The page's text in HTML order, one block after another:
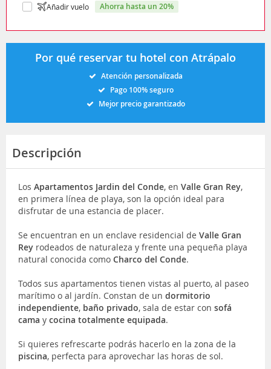
Añadir vuelo ahorra hasta un 20%
Por qué reservar tu hotel con Atrápalo
Atención personalizada
Pago 100% seguro
Mejor precio garantizado
Descripción
Los Apartamentos Jardin del Conde, en Valle Gran Rey,
en primera línea de playa, son la opción ideal para
disfrutar de una estancia de placer.
Se encuentran en un enclave residencial de Valle Gran
Rey rodeados de naturaleza y frente una pequeña playa
natural conocida como Charco del Conde.
Todos sus apartamentos tienen vistas al puerto, al paseo
marítimo o al jardín. Constan de un dormitorio
independiente, baño privado, sala de estar con sofá
cama y cocina totalmente equipada.
Si quieres refrescarte podrás hacerlo en la zona de la
piscina, perfecta para aprovechar las horas de sol.